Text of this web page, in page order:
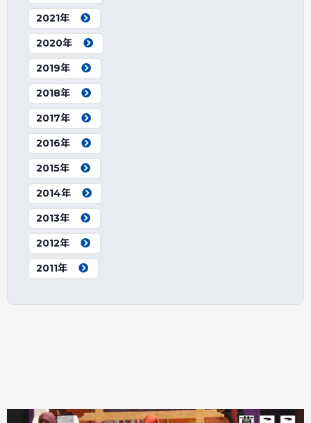
2021年
2020年
2019年
2018年
2017年
2016年
2015年
2014年
2013年
2012年
2011年